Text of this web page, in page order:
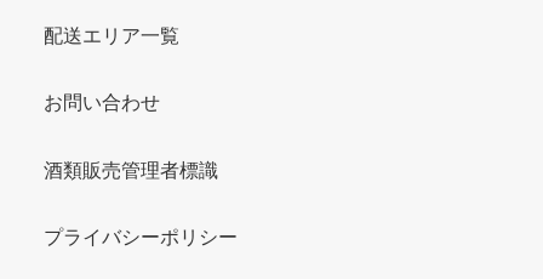
配送エリア一覧
お問い合わせ
酒類販売管理者標識
プライバシーポリシー